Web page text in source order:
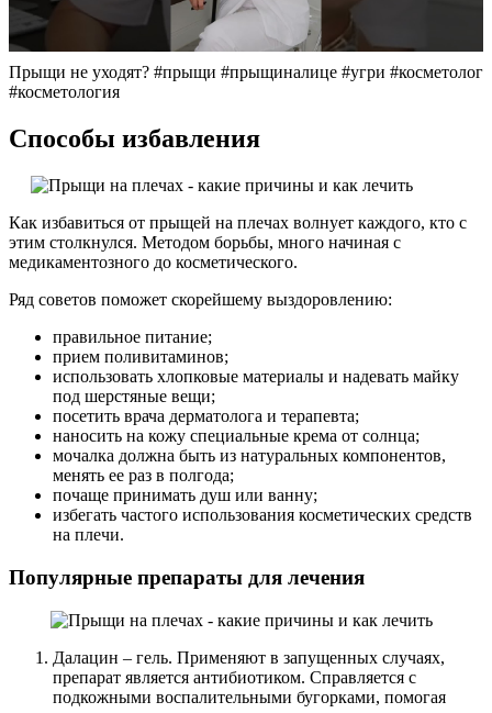
Прыщи не уходят? #прыщи #прыщиналице #угри #косметолог
#косметология
Способы избавления
Как избавиться от прыщей на плечах волнует каждого, кто с
этим столкнулся. Методом борьбы, много начиная с
медикаментозного до косметического.
Ряд советов поможет скорейшему выздоровлению:
правильное питание;
прием поливитаминов;
использовать хлопковые материалы и надевать майку
под шерстяные вещи;
посетить врача дерматолога и терапевта;
наносить на кожу специальные крема от солнца;
мочалка должна быть из натуральных компонентов,
менять ее раз в полгода;
почаще принимать душ или ванну;
избегать частого использования косметических средств
на плечи.
Популярные препараты для лечения
Далацин – гель. Применяют в запущенных случаях,
препарат является антибиотиком. Справляется с
подкожными воспалительными бугорками, помогая